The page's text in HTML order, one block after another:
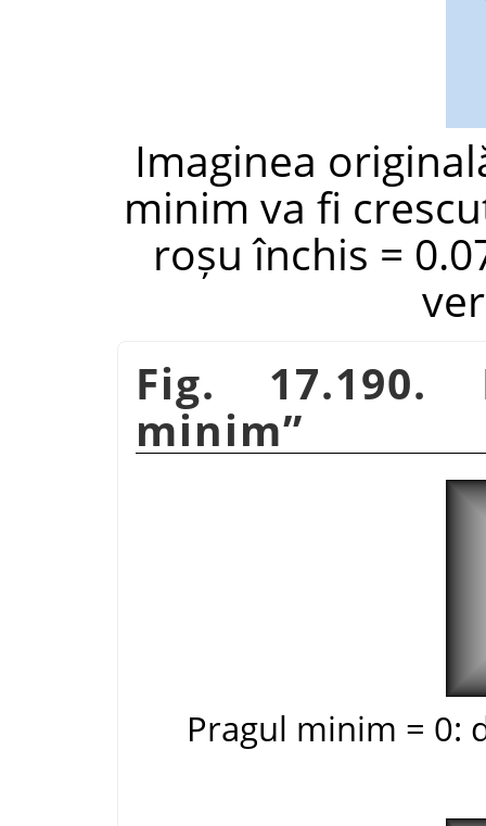
Imaginea
minim va fi
roșu închis =
Fig.
minim”
Pragul minim = 0: